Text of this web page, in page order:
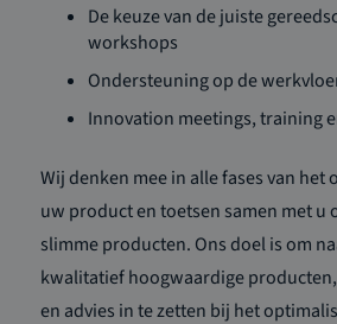
De keuze van de juiste
workshops
Ondersteuning op de
Innovation meetings, training
Wij denken mee in alle fases van het
uw product en toetsen samen met u
slimme producten. Ons doel is om
kwalitatief hoogwaardige
en advies in te zetten bij het